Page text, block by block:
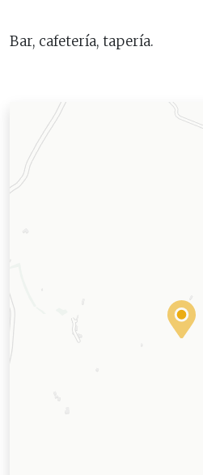
Bar, cafetería, tapería.